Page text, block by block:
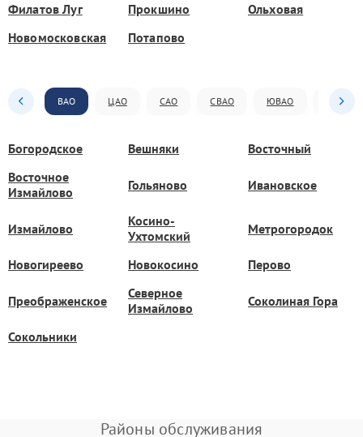
Филатов Луг
Прокшино
Ольховая
Новомосковская
Потапово
ВАО ЦАО САО СВАО ЮВАО ЮАО
Богородское Вешняки
Восточный
Восточное
Измайлово
Гольяново Ивановское
Измайлово
Косино-
Ухтомский
Метрогородок
Новогиреево Новокосино Перово
Преображенское
Северное
Измайлово
Соколиная Гора
Сокольники
Районы обслуживания